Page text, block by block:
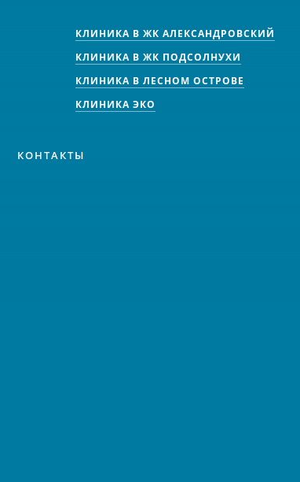
КЛИНИКА В ЖК АЛЕКСАНДРОВСКИЙ
КЛИНИКА В ЖК ПОДСОЛНУХИ
КЛИНИКА В ЛЕСНОМ ОСТРОВЕ
КЛИНИКА ЭКО
КОНТАКТЫ